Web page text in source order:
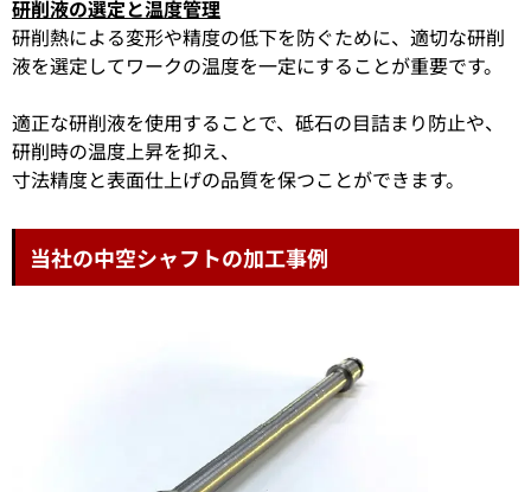
研削液の選定と温度管理
研削熱による変形や精度の低下を防ぐために、適切な研削
液を選定してワークの温度を一定にすることが重要です。
適正な研削液を使用することで、砥石の目詰まり防止や、
研削時の温度上昇を抑え、
寸法精度と表面仕上げの品質を保つことができます。
当社の中空シャフトの加工事例